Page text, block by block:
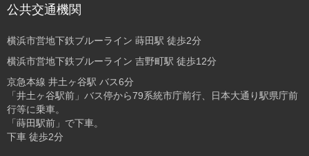
公共交通機関
横浜市営地下鉄ブルーライン 蒔田駅 徒歩2分
横浜市営地下鉄ブルーライン 吉野町駅 徒歩12分
京急本線 井土ヶ谷駅 バス6分
「井土ヶ谷駅前」バス停から79系統市庁前行、日本大通り駅県庁前
行等に乗車。
「蒔田駅前」で下車。
下車 徒歩2分